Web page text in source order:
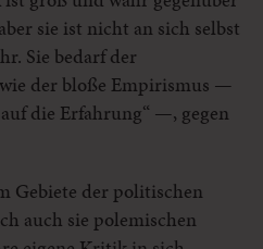
sie ist nicht an sich selbst
Sie bedarf der
der bloße Empirismus —
die Erfahrung“ —, gegen
Gebiete der politischen
auch sie polemischen